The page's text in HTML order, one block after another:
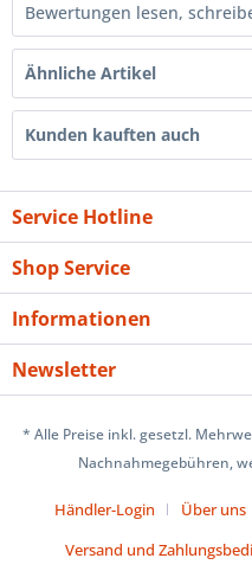
Bewertungen lesen,
Ähnliche Artikel
Kunden kauften auch
Service Hotline
Shop Service
Informationen
Newsletter
* Alle Preise inkl. gesetzl.
Nachnahmegebühren,
Händler-Login Über uns
Versand und